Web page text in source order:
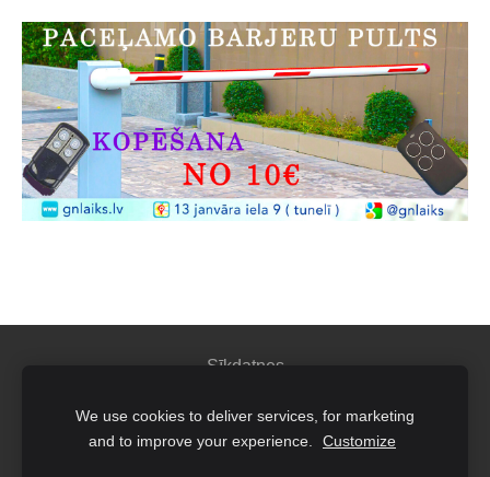
Sīkdatnes
IK"GN Laiks"
Juridiskā adrese: Latgales iela 260 K4-9, Rīga
We use cookies to deliver services, for marketing
and to improve your experience.
Customize